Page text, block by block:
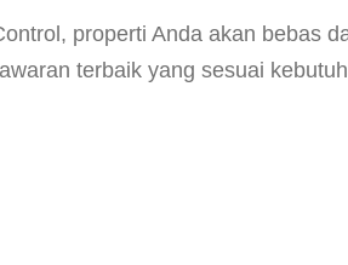
properti Anda akan bebas
terbaik yang sesuai